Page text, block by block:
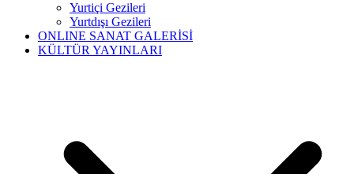
Yurtiçi Gezileri
Yurtdışı Gezileri
ONLINE SANAT GALERİSİ
KÜLTÜR YAYINLARI